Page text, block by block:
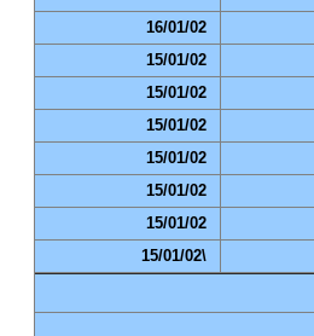
16/01/02
15/01/02
15/01/02
15/01/02
15/01/02
15/01/02
15/01/02
15/01/02\